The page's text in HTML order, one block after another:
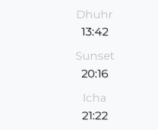
Dhuhr
13:42
Sunset
20:16
Icha
21:22